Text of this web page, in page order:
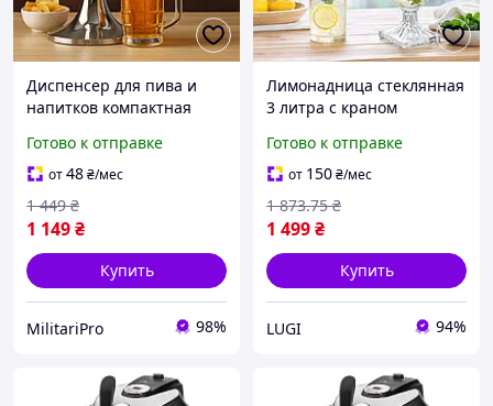
Диспенсер для пива и
напитков компактная
пивной охладитель для
соков диспенсер для
холодного чая и
лимонада
Готово к отправке
от48₴/мес
1 149₴
1 449 ₴
Купить
MilitariPro 98%
Лимонадница стеклянная
3 литра с краном
графин кувшин с
крышкой банка для
лимонада емкость для
кенди бара
Готово к отправке
от 150₴/мес
1 499₴
1 873.75 ₴
Купить
LUGI 94%